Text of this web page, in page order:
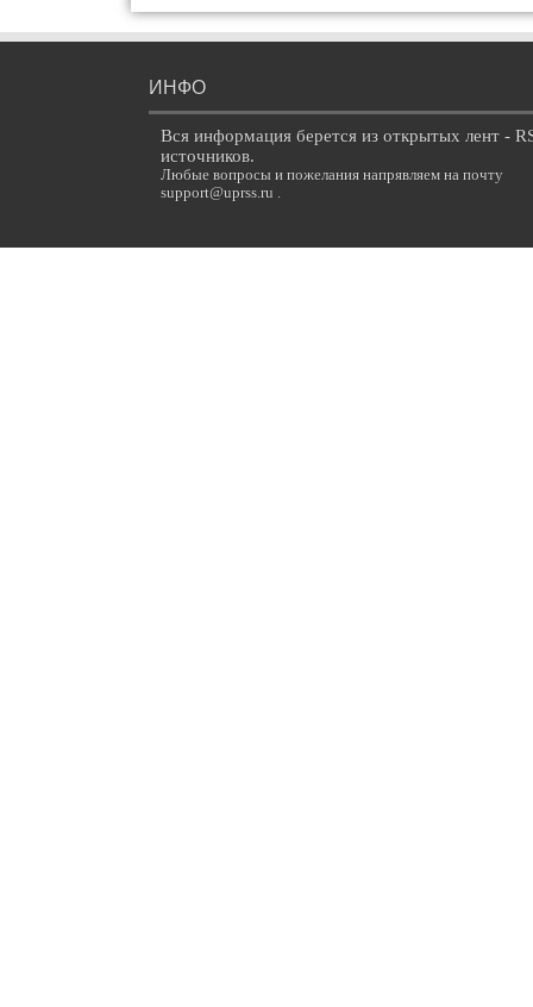
ИНФО
Вся информация берется из открытых лент -
источников.
Любые вопросы и пожелания напрявляем на почту
support@uprss.ru .